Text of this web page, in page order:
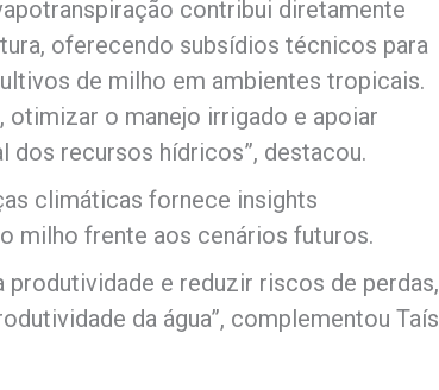
contribui diretamente
oferecendo subsídios técnicos para
de milho em ambientes tropicais.
o manejo irrigado e apoiar
recursos hídricos”, destacou.
climáticas fornece insights
milho frente aos cenários futuros.
e reduzir riscos de perdas,
da água”, complementou Taís